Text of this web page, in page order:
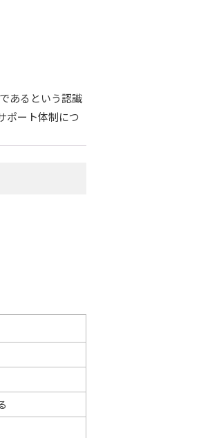
あるという認識
ポート体制につ